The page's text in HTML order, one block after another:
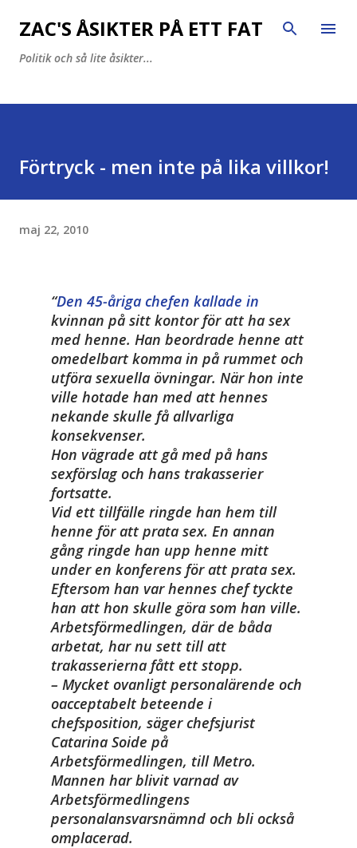
Fortsätt till huvudinnehåll
ZAC'S ÅSIKTER PÅ ETT FAT
Politik och så lite åsikter...
Förtryck - men inte på lika villkor!
maj 22, 2010
Den 45-åriga chefen kallade in
kvinnan på sitt kontor för att ha sex
med henne. Han beordrade henne att
omedelbart komma in på rummet och
utföra sexuella övningar. När hon inte
ville hotade han med att hennes
nekande skulle få allvarliga
konsekvenser.
Hon vägrade att gå med på hans
sexförslag och hans trakasserier
fortsatte.
Vid ett tillfälle ringde han hem till
henne för att prata sex. En annan
gång ringde han upp henne mitt
under en konferens för att prata sex.
Eftersom han var hennes chef tyckte
han att hon skulle göra som han ville.
Arbetsförmedlingen, där de båda
arbetat, har nu sett till att
trakasserierna fått ett stopp.
– Mycket ovanligt personalärende och
oacceptabelt beteende i
chefsposition, säger chefsjurist
Catarina Soide på
Arbetsförmedlingen, till Metro.
Mannen har blivit varnad av
Arbetsförmedlingens
personalansvarsnämnd och bli också
omplacerad.